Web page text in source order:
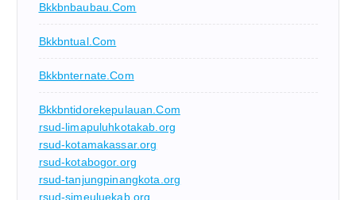
Bkkbnbaubau.com
Bkkbntual.com
Bkkbnternate.com
Bkkbntidorekepulauan.com
rsud-limapuluhkotakab.org
rsud-kotamakassar.org
rsud-kotabogor.org
rsud-tanjungpinangkota.org
rsud-simeuluekab.org